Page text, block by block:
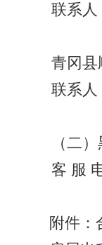
联系人
青冈县
联系人
（二
客 服
附件：